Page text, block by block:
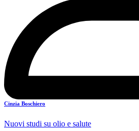
Cinzia Boschiero
Nuovi studi su olio e salute